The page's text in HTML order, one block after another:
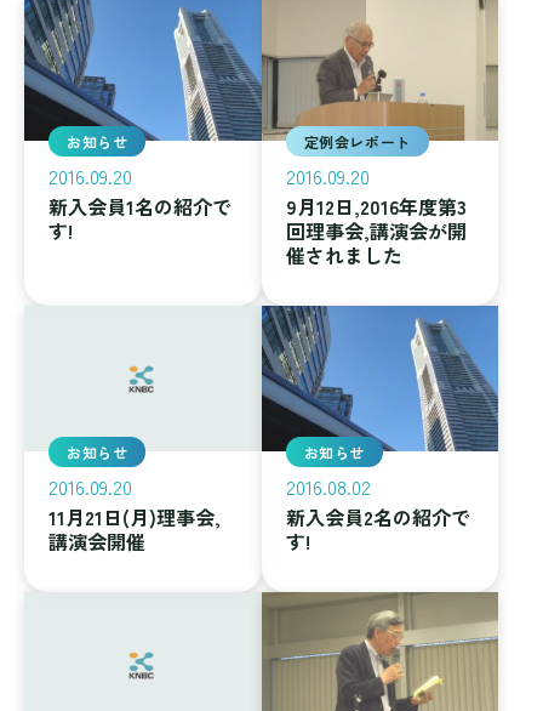
お知らせ
2016.09.20
新入会員1名の紹介で
す!
定例会レポート
2016.09.20
9月12日,2016年度第3
回理事会,講演会が開
催されました
お知らせ
2016.09.20
11月21日(月)理事会,
講演会開催
お知らせ
2016.08.02
新入会員2名の紹介で
す!